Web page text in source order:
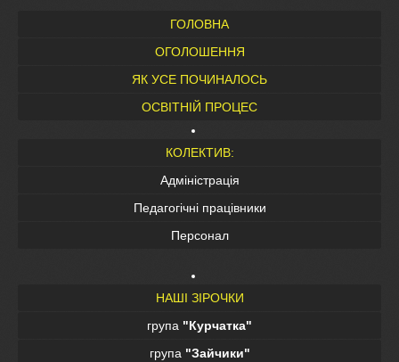
ГОЛОВНА
ОГОЛОШЕННЯ
ЯК УСЕ ПОЧИНАЛОСЬ
ОСВІТНІЙ ПРОЦЕС
КОЛЕКТИВ:
Адміністрація
Педагогічні працівники
Персонал
НАШІ ЗІРОЧКИ
група "Курчатка"
група "Зайчики"